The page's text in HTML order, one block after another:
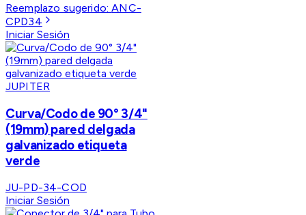
Reemplazo sugerido:ANC-
CPD34
Iniciar Sesión
JUPITER
Curva/Codo de 90° 3/4"
(19mm) pared delgada
galvanizado etiqueta
verde
JU-PD-34-COD
Iniciar Sesión